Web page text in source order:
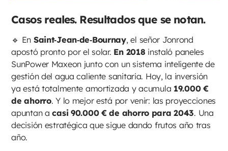
Casos reales. Resultados que se notan.
🔹 En Saint‑Jean‑de‑Bournay, el señor Jonrond
apostó pronto por el solar. En 2018 instaló paneles
SunPower Maxeon junto con un sistema inteligente de
gestión del agua caliente sanitaria. Hoy, la inversión
ya está totalmente amortizada y acumula 19.000 €
de ahorro. Y lo mejor está por venir: las proyecciones
apuntan acasi 90.000 € de ahorro para 2043. Una
decisión estratégica que sigue dando frutos año tras
año.